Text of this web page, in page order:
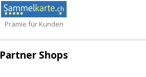
Prämie für Kunden
Partner Shops